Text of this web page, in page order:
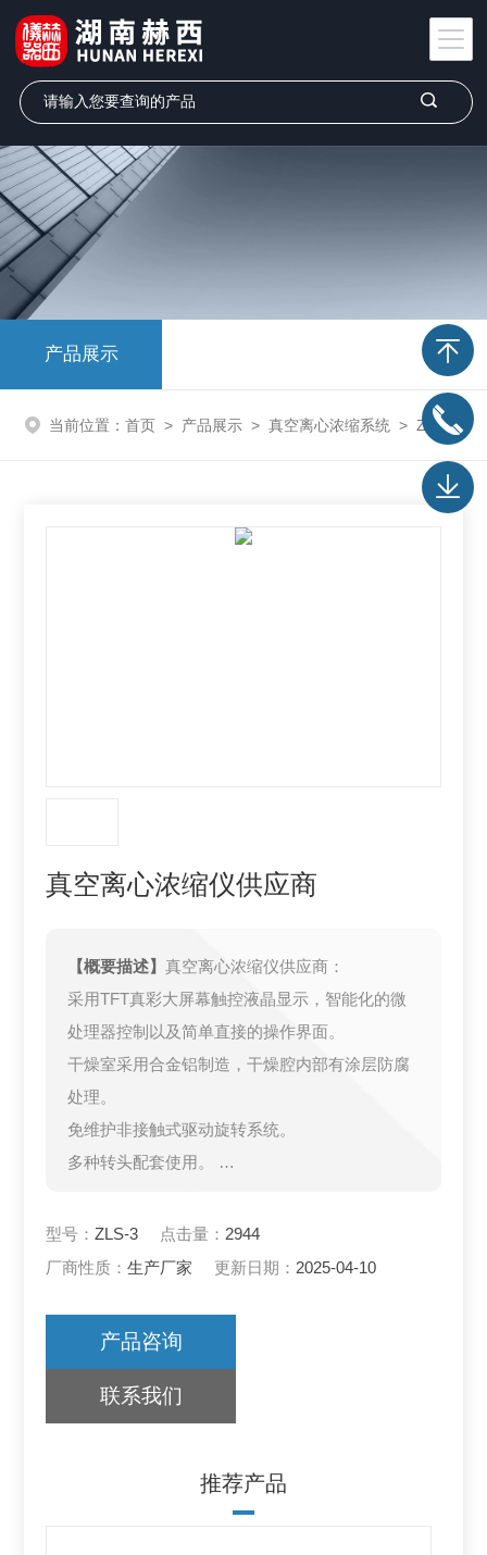
产品展示
当前位置： 首页 > 产品展示 > 真空离心浓缩系统 > ZLS-3型真空离心浓缩仪
真空离心浓缩仪供应商
【概要描述】真空离心浓缩仪供应商：
采用TFT真彩大屏幕触控液晶显示，智能化的微
处理器控制以及简单直接的操作界面。
干燥室采用合金铝制造，干燥腔内部有涂层防腐
处理。
免维护非接触式驱动旋转系统。
多种转头配套使用。
型号：ZLS-3 点击量： 2944
厂商性质：生产厂家 更新日期： 2025-04-10
产品咨询
联系我们
推荐产品